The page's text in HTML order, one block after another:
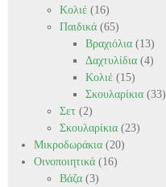
Κολιέ (16)
Παιδικά (65)
Βραχιόλια (13)
Δαχτυλίδια (4)
Κολιέ (15)
Σκουλαρίκια (33)
Σετ (2)
Σκουλαρίκια (23)
Μικροδωράκια (20)
Οινοποιητικά (16)
Βάζα (3)